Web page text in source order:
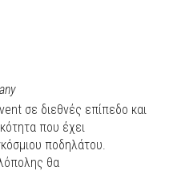
σε διεθνές επίπεδο και
που έχει
ποδηλάτου.
θα